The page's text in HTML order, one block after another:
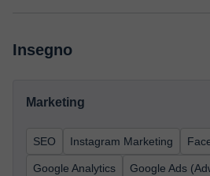
Insegno
Marketing
SEO Instagram Marketing
Google Analytics Google Ads